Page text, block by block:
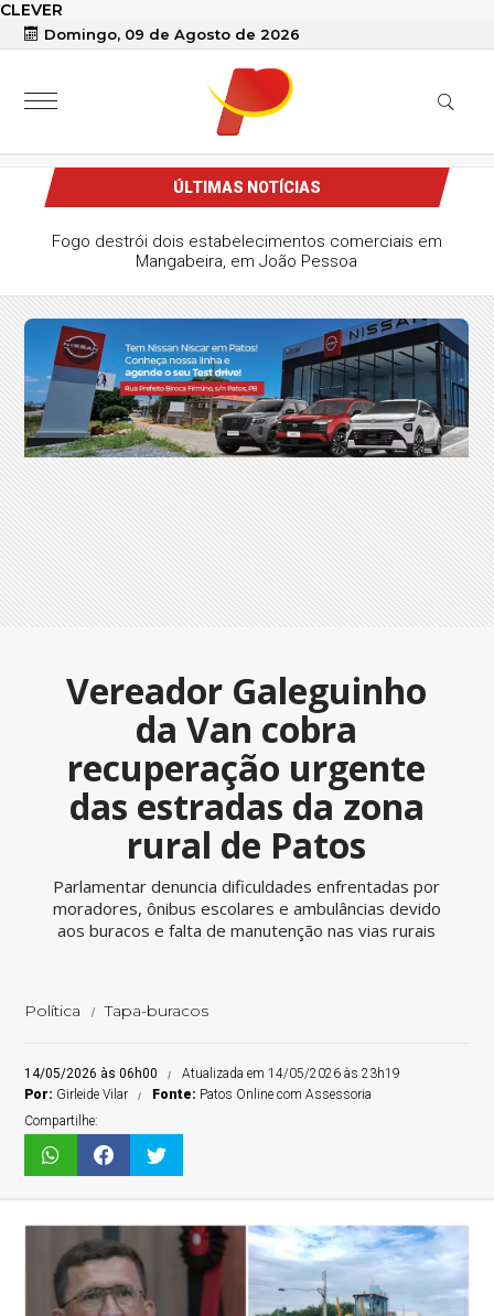
CLEVER
Domingo, 09 de Agosto de 2026
ÚLTIMAS NOTÍCIAS
Fogo destrói dois estabelecimentos comerciais em
Mangabeira, em João Pessoa
Vereador Galeguinho
da Van cobra
recuperação urgente
das estradas da zona
rural de Patos
Parlamentar denuncia dificuldades enfrentadas por
moradores, ônibus escolares e ambulâncias devido
aos buracos e falta de manutenção nas vias rurais
Política Tapa-buracos
14/05/2026 às 06h00
Atualizada em 14/05/2026 às 23h19
Por: Girleide Vilar Fonte: Patos Online com Assessoria
Compartilhe: